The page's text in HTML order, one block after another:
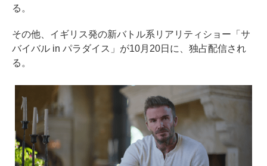
る。
その他、イギリス発の新バトル系リアリティショー「サ
バイバル in パラダイス」が10月20日に、独占配信され
る。